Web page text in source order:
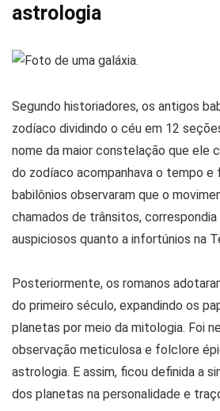
astrologia
Segundo historiadores, os antigos
zodíaco dividindo o céu em 12
nome da maior constelação que ele
do zodíaco acompanhava o tempo e
babilônios observaram que o
chamados de trânsitos,
auspiciosos quanto a infortúnios na
Posteriormente, os romanos
do primeiro século, expandindo os
planetas por meio da mitologia. Foi
observação meticulosa e folclore
astrologia. E assim, ficou definida a
dos planetas na personalidade e